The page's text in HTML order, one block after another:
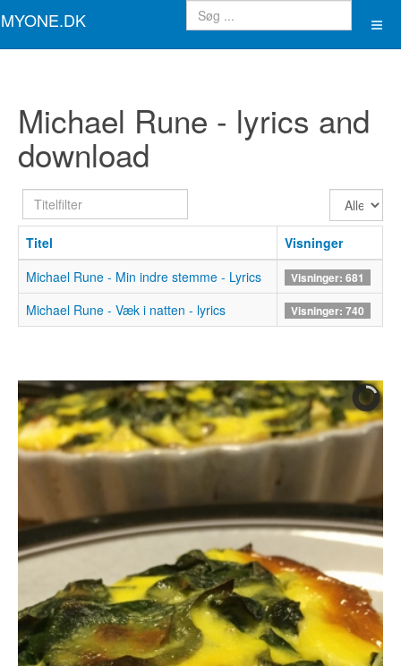
MYONE.DK
Michael Rune - lyrics and
download
Titelfilter
Vis
#
Titel
Visninger
Michael Rune - Min indre stemme - Lyrics
Visninger: 681
Michael Rune - Væk i natten - lyrics Visninger: 740